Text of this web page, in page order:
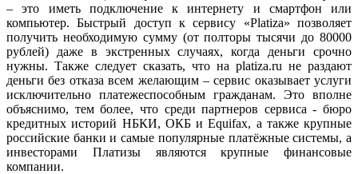
– это иметь подключение к интернету и смартфон или
компьютер. Быстрый доступ к сервису «Platiza» позволяет
получить необходимую сумму (от полторы тысячи до 80000
рублей) даже в экстренных случаях, когда деньги срочно
нужны. Также следует сказать, что на platiza.ru не раздают
деньги без отказа всем желающим – сервис оказывает услуги
исключительно платежеспособным гражданам. Это вполне
объяснимо, тем более, что среди партнеров сервиса - бюро
кредитных историй НБКИ, ОКБ и Equifax, а также крупные
российские банки и самые популярные платёжные системы, а
инвесторами Платизы являются крупные финансовые
компании.